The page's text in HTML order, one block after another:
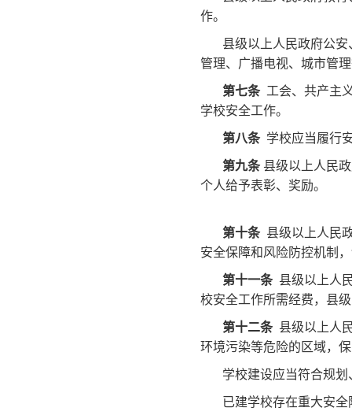
作。
县级以上人民政府公
管理、广播电视、城市管
第七条工会、共产主
学校安全工作。
第八条学校应当履行
第九条 县级以上人民
个人给予表彰、奖励。
第十条县级以上人民
安全保障和风险防控机制
第十一条县级以上人
校安全工作所需经费，县
第十二条县级以上人
环境污染等危险的区域，
学校建设应当符合规
已建学校存在重大安